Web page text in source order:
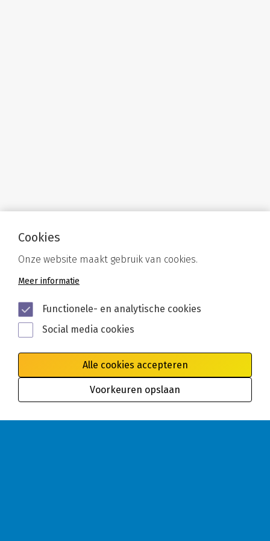
Cookies
Onze website maakt gebruik van cookies.
Meer informatie
Functionele- en analytische cookies
Social media cookies
Alle cookies accepteren
Voorkeuren opslaan